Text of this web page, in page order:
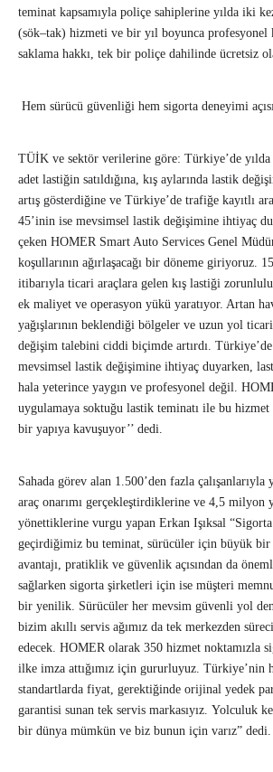
teminat kapsamıyla poliçe sahiplerine yılda iki
(sök–tak) hizmeti ve bir yıl boyunca profesyonel
saklama hakkı, tek bir poliçe dahilinde ücretsiz
Hem sürücü güvenliği hem sigorta deneyimi
TÜİK ve sektör verilerine göre: Türkiye’de
adet lastiğin satıldığına, kış aylarında lastik
artış gösterdiğine ve Türkiye’de trafiğe kayıtlı
45’inin ise mevsimsel lastik değişimine ihtiyaç
çeken HOMER Smart Auto Services Genel
koşullarının ağırlaşacağı bir döneme giriyoruz.
itibarıyla ticari araçlara gelen kış lastiği
ek maliyet ve operasyon yükü yaratıyor. Artan
yağışlarının beklendiği bölgeler ve uzun yol ticari
değişim talebini ciddi biçimde artırdı.
mevsimsel lastik değişimine ihtiyaç duyarken,
hala yeterince yaygın ve profesyonel değil.
uygulamaya soktuğu lastik teminatı ile bu
bir yapıya kavuşuyor’’ dedi.
Sahada görev alan 1.500’den fazla çalışanlarıyla
araç onarımı gerçekleştirdiklerine ve 4,5 milyon
yönettiklerine vurgu yapan Erkan Işıksal
geçirdiğimiz bu teminat, sürücüler için büyük
avantajı, pratiklik ve güvenlik açısından da
sağlarken sigorta şirketleri için ise müşteri
bir yenilik. Sürücüler her mevsim güvenli yol
bizim akıllı servis ağımız da tek merkezden
edecek. HOMER olarak 350 hizmet noktamızla
ilke imza attığımız için gururluyuz. Türkiye’nin
standartlarda fiyat, gerektiğinde orijinal yedek
garantisi sunan tek servis markasıyız. Yolculuk
bir dünya mümkün ve biz bunun için varız” dedi.